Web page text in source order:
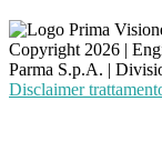
Copyright 2026 |
Parma S.p.A. |
Disclaimer